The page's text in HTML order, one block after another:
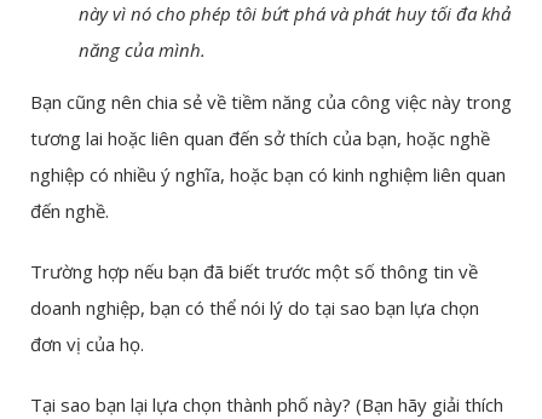
này vì nó cho phép tôi bứt phá và phát huy tối đa khả
năng của mình.
Bạn cũng nên chia sẻ về tiềm năng của công việc này trong
tương lai hoặc liên quan đến sở thích của bạn, hoặc nghề
nghiệp có nhiều ý nghĩa, hoặc bạn có kinh nghiệm liên quan
đến nghề.
Trường hợp nếu bạn đã biết trước một số thông tin về
doanh nghiệp, bạn có thể nói lý do tại sao bạn lựa chọn
đơn vị của họ.
Tại sao bạn lại lựa chọn thành phố này? (Bạn hãy giải thích